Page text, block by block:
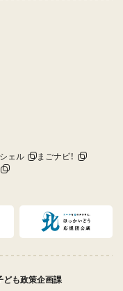
ェル
まごナビ！
ども政策企画課